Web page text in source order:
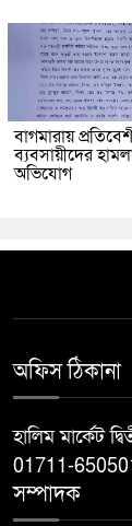
বাগমারায়
ব্যবসায়ীদের
অভিযোগ
অফিস ঠিকানা
হালিম মার্কেট
01711-
সম্পাদক